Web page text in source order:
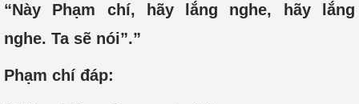
“Này Phạm chí, hãy lắng nghe, hãy lắng
nghe. Ta sẽ nói”.”
Phạm chí đáp: